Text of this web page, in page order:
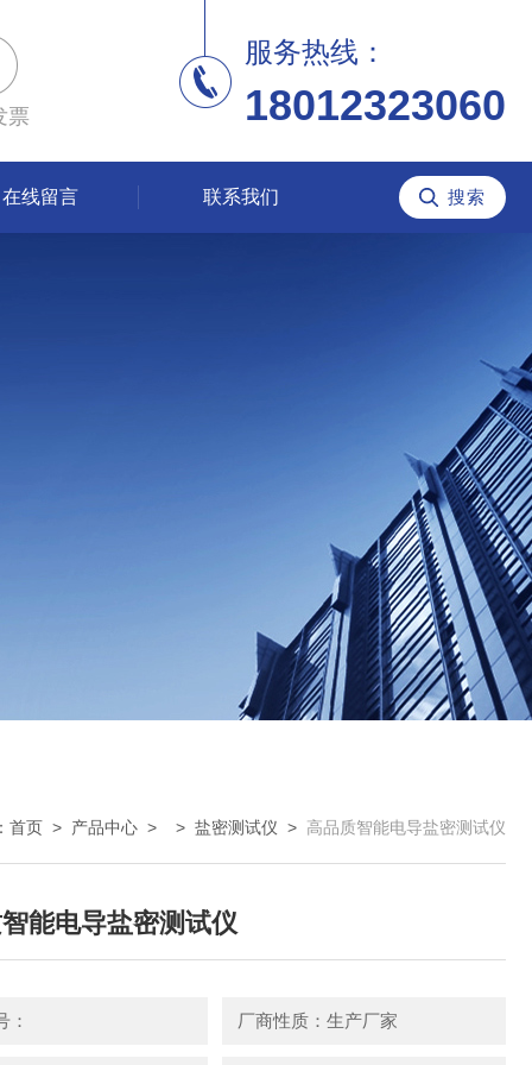
票
服务热线：
18012323060
在线留言 联系我们
首页 > 产品中心 > > 盐密测试仪 > 高品质智能电导盐密测试仪
能电导盐密测试仪
： 厂商性质：生产厂家